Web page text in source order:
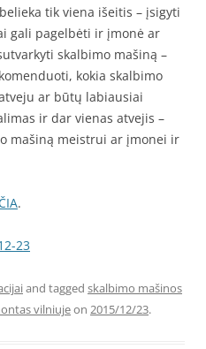
tik viena išeitis – įsigyti
gali pagelbėti ir įmonė ar
skalbimo mašiną –
kokia skalbimo
ar būtų labiausiai
ir dar vienas atvejis –
mašiną meistrui ar įmonei ir
.
23
and tagged skalbimo mašinos
vilniujeon 2015/12/23.